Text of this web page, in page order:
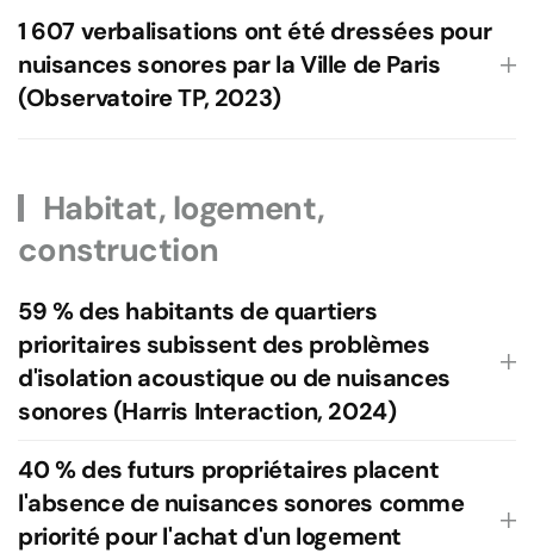
1 607 verbalisations ont été dressées pour
nuisances sonores par la Ville de Paris
(Observatoire TP, 2023)
Habitat, logement,
construction
59 % des habitants de quartiers
prioritaires subissent des problèmes
d'isolation acoustique ou de nuisances
sonores (Harris Interaction, 2024)
40 % des futurs propriétaires placent
l'absence de nuisances sonores comme
priorité pour l'achat d'un logement